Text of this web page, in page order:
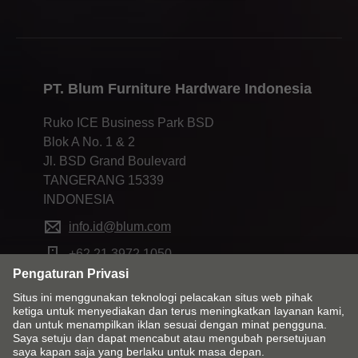
PT. Blum Furniture Hardware Indonesia
Ruko ICE Business Park BSD
Blok A No. 1 & 2
Jl. BSD Grand Boulevard
TANGERANG 15339
INDONESIA
info.id@blum.com
+62 21 3972 1050
Ubah negara dan bahasa